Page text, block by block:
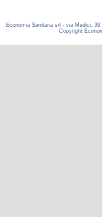
Economia Sanitaria srl - via Medici, 39
Copyright